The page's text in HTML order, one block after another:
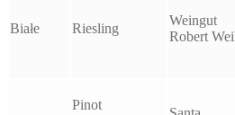
Białe Riesling
Weingut
Robert
Pinot